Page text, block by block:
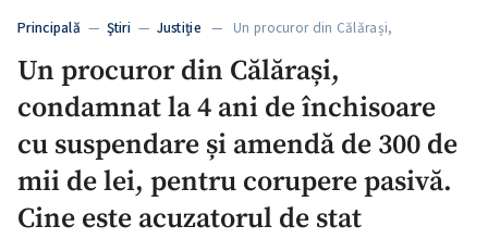
Special
+1
+1
Blog
ZdGust
Principală — Ştiri — Justiție— Un procuror din Călărași,
Un procuror din Călărași,
condamnat la 4 ani de închisoare
cu suspendare și amendă de 300 de
mii de lei, pentru corupere pasivă.
Cine este acuzatorul de stat